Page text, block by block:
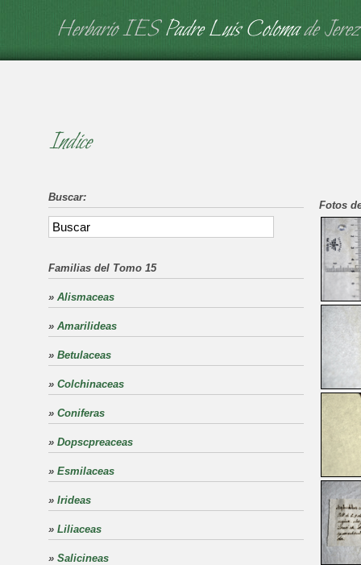
Herbario IES Padre Luis Colomade Jerez
Fotos
Indice
Buscar:
Familias del Tomo 15
» Alismaceas
» Amarilideas
» Betulaceas
» Colchinaceas
» Coniferas
» Dopscpreaceas
» Esmilaceas
» Irideas
» Liliaceas
» Salicineas